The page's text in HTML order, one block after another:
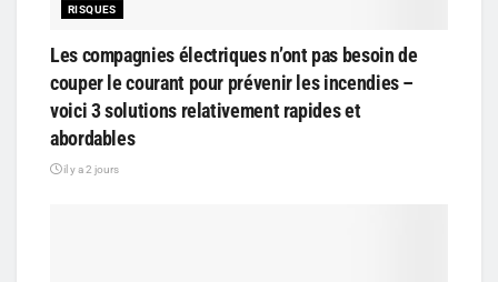
RISQUES
Les compagnies électriques n’ont pas besoin de
couper le courant pour prévenir les incendies –
voici 3 solutions relativement rapides et
abordables
il y a 2 jours